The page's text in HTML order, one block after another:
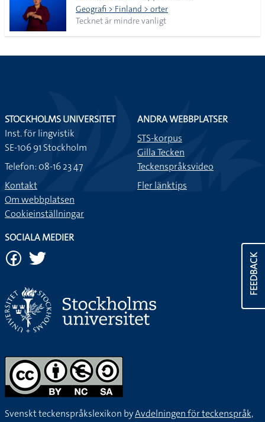
Geografi > Finland > orter
Tecknet är mindre vanligt
FEEDBACK
STOCKHOLMS UNIVERSITET
Inst. för lingvistik
SE-106 91 Stockholm
Telefon: 08-16 23 47
Kontakt
Om webbplatsen
Cookieinställningar
ANDRA WEBBPLATSER
STS-korpus
Gilla Tecken
Teckenspråksvideo
Fler länktips
SOCIALA MEDIER
Svenskt teckenspråkslexikon byAvdelningen för teckenspråk,